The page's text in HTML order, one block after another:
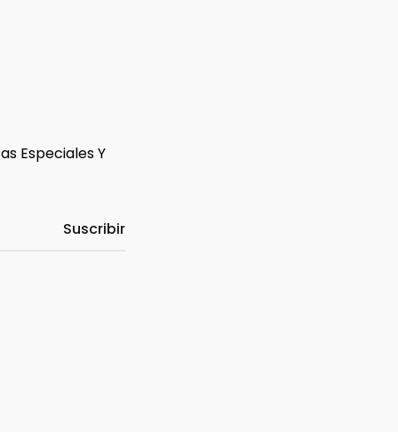
Especiales Y